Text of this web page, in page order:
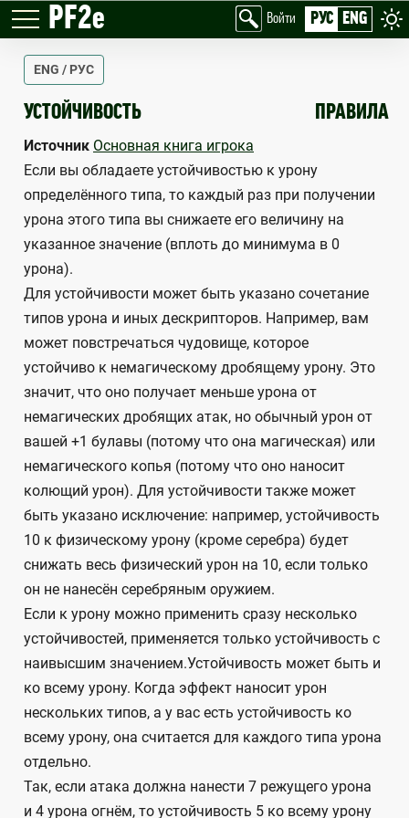
PF2e Войти РУС ENG
ENG / РУС
УСТОЙЧИВОСТЬ
RESISTANCE ПРАВИЛА
Источник Основная книга игрока
Если вы обладаете устойчивостью к урону
определённого типа, то каждый раз при получении
урона этого типа вы снижаете его величину на
указанное значение (вплоть до минимума в 0
урона).
Для устойчивости может быть указано сочетание
типов урона и иных дескрипторов. Например, вам
может повстречаться чудовище, которое
устойчиво к немагическому дробящему урону. Это
значит, что оно получает меньше урона от
немагических дробящих атак, но обычный урон от
вашей +1 булавы (потому что она магическая) или
немагического копья (потому что оно наносит
колющий урон). Для устойчивости также может
быть указано исключение: например, устойчивость
10 к физическому урону (кроме серебра) будет
снижать весь физический урон на 10, если только
он не нанесён серебряным оружием.
Если к урону можно применить сразу несколько
устойчивостей, применяется только устойчивость с
наивысшим значением.Устойчивость может быть и
ко всему урону. Когда эффект наносит урон
нескольких типов, а у вас есть устойчивость ко
всему урону, она считается для каждого типа урона
отдельно.
Так, если атака должна нанести 7 режущего урона
и 4 урона огнём, то устойчивость 5 ко всему урону